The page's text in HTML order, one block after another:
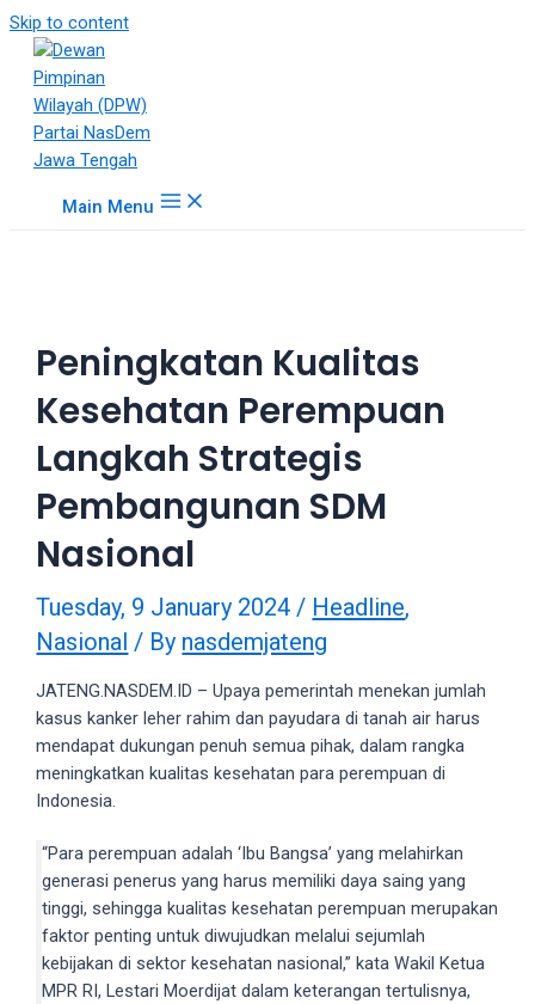
18Tube.tv
free
hosting
service
your
verified
user
upload
porn
videos
website
several
different
formats.
18tube
Every
video
upload
processed
Skip to content
Main Menu
Peningkatan Kualitas
Kesehatan Perempuan
Langkah Strategis
Pembangunan SDM
Nasional
Tuesday, 9 January 2024/ Headline,
Nasional / By nasdemjateng
JATENG.NASDEM.ID – Upaya pemerintah menekan jumlah
kasus kanker leher rahim dan payudara di tanah air harus
mendapat dukungan penuh semua pihak, dalam rangka
meningkatkan kualitas kesehatan para perempuan di
Indonesia.
“Para perempuan adalah ‘Ibu Bangsa’ yang melahirkan
generasi penerus yang harus memiliki daya saing yang
tinggi, sehingga kualitas kesehatan perempuan merupakan
faktor penting untuk diwujudkan melalui sejumlah
kebijakan di sektor kesehatan nasional,” kata Wakil Ketua
MPR RI, Lestari Moerdijat dalam keterangan tertulisnya,